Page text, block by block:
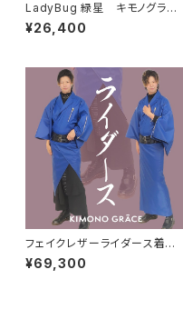
LadyBug 緑星 キモノグラー
ス×ローブジャポニカコラボ浴
衣 レディース 綿100％
¥26,400
フェイクレザーライダース着物N
eo KBlue メンズ
¥69,300